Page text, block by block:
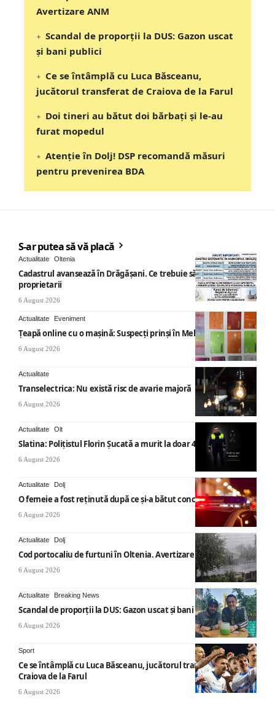
Avertizare ANM
Scandal de proporții la DUS: Gazon uscat
și bani publici
Ce se întâmplă cu Luca Băsceanu,
jucătorul transferat de Craiova de la Farul
Doi tineri au bătut doi bărbați și le-au
furat mopedul
Atenție în Dolj! DSP recomandă măsuri
pentru prevenirea BDA
S-ar putea să vă placă
Actualitate Oltenia
Cadastrul avansează în Drăgășani. Ce trebuie să știe
proprietarii
6 August 2026
Actualitate Eveniment
Țeapă online cu o mașină: Suspecți prinși în Mehedinți
6 August 2026
Actualitate
Transelectrica: Nu există risc de avarie majoră
6 August 2026
Actualitate Olt
Slatina: Poliţistul Florin Şucată a murit la doar 44 ani
6 August 2026
Actualitate Dolj
O femeie a fost reținută după ce și-a bătut concubinul
6 August 2026
Actualitate Dolj
Cod portocaliu de furtuni în Oltenia. Avertizare ANM
6 August 2026
Actualitate Breaking News
Scandal de proporții la DUS: Gazon uscat și bani publici
6 August 2026
Sport
Ce se întâmplă cu Luca Băsceanu, jucătorul transferat de
Craiova de la Farul
6 August 2026